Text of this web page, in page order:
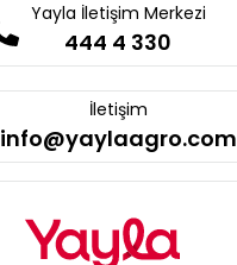
Yayla İletişim Merkezi
444 4 330
İletişim
info@yaylaagro.com